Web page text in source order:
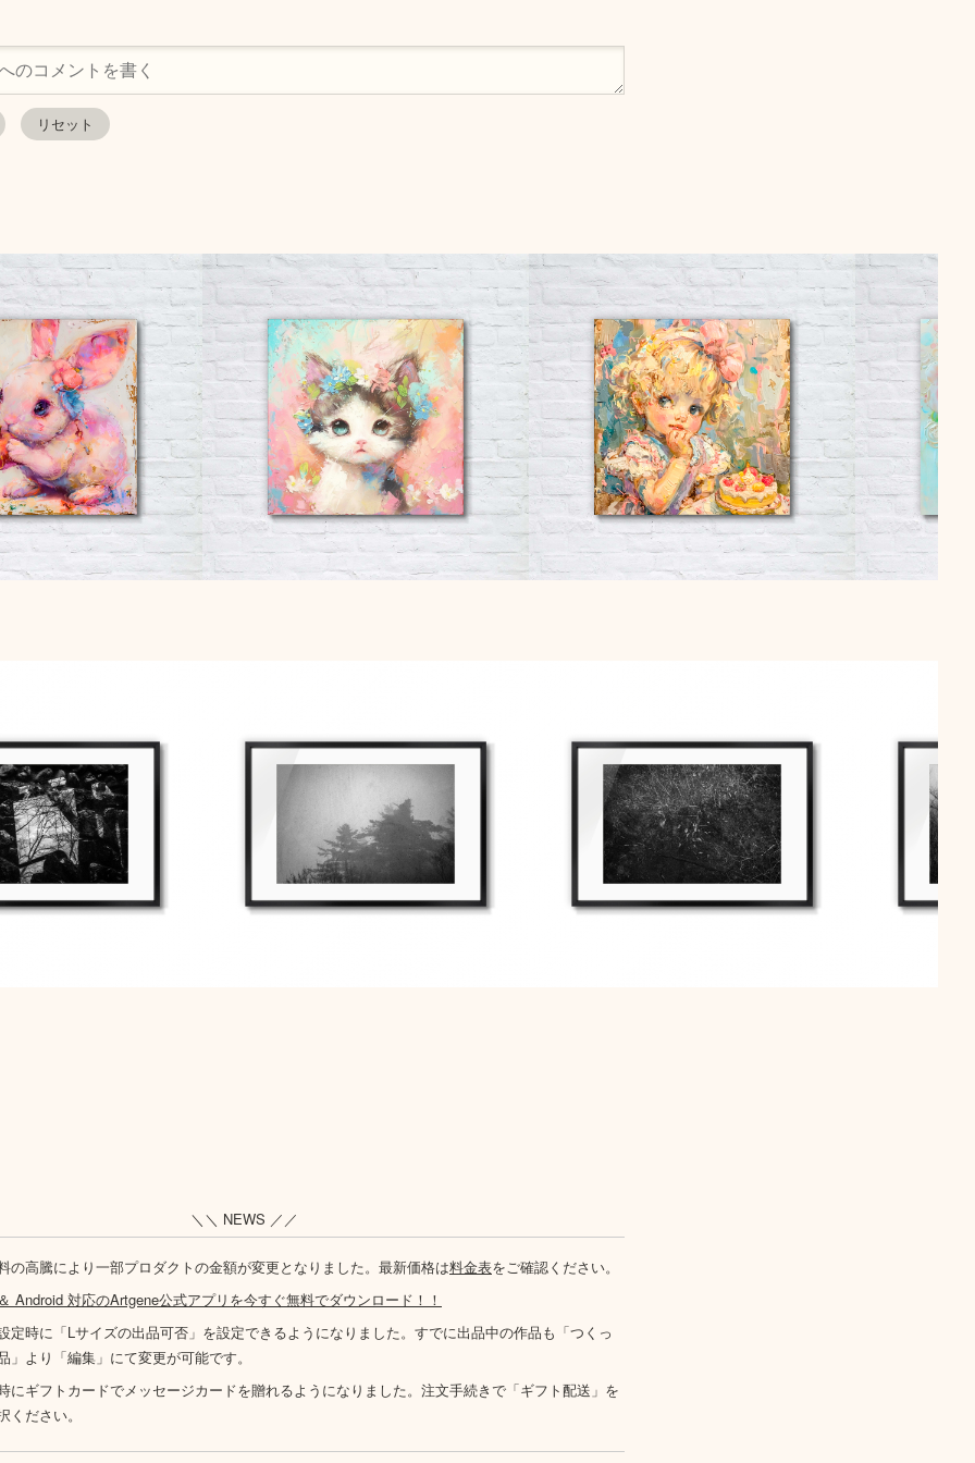
＼＼ NEWS ／／
の高騰により一部プロダクトの金額が変更となりました。最新価格は料金表をご確認ください。
Android 対応のArtgene公式アプリを今すぐ無料でダウンロード！！
定時に「Lサイズの出品可否」を設定できるようになりました。すでに出品中の作品も「つくっ
」より「編集」にて変更が可能です。
にギフトカードでメッセージカードを贈れるようになりました。注文手続きで「ギフト配送」を
ください。